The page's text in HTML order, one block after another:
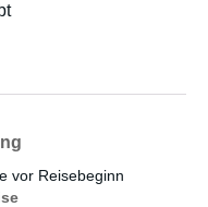
vor Reisebeginn